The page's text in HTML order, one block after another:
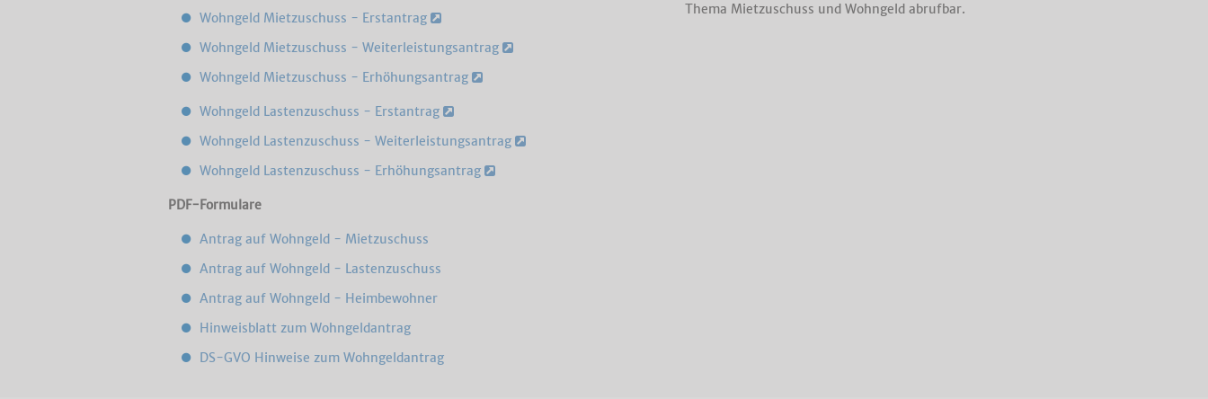
Wohngeld Mietzuschuss - Erstantrag
Wohngeld Mietzuschuss - Weiterleistungsantrag
Wohngeld Mietzuschuss - Erhöhungsantrag
Wohngeld Lastenzuschuss - Erstantrag
Wohngeld Lastenzuschuss - Weiterleistungsantrag
Wohngeld Lastenzuschuss - Erhöhungsantrag
PDF-Formulare
Antrag auf Wohngeld - Mietzuschuss
Antrag auf Wohngeld - Lastenzuschuss
Antrag auf Wohngeld - Heimbewohner
Hinweisblatt zum Wohngeldantrag
DS-GVO Hinweise zum Wohngeldantrag
Thema Mietzuschuss und Wohngeld abrufbar.